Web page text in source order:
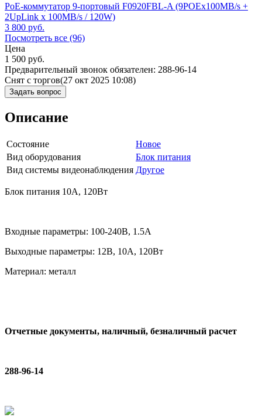
PoE-коммутатор 9-портовый F0920FBL-A (9POEx100MB/s +
2UpLink x 100MB/s / 120W)
3 800 руб.
Посмотреть все (96)
Цена
1 500 руб.
Предварительный звонок обязателен: 288-96-14
Снят с торгов(27 окт 2025 10:08)
Задать вопрос
Описание
Состояние
Новое
Вид оборудования
Блок питания
Вид системы видеонаблюдения Другое
Блок питания 10А, 120Вт
Входные параметры: 100-240В, 1.5A
Выходные параметры: 12В, 10А, 120Вт
Материал: металл
Отчетные документы, наличный, безналичный расчет
288-96-14